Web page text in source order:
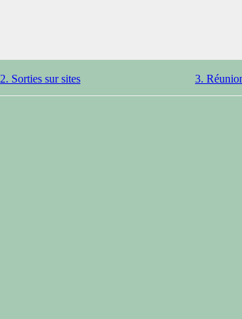
2. Sorties sur sites 3.